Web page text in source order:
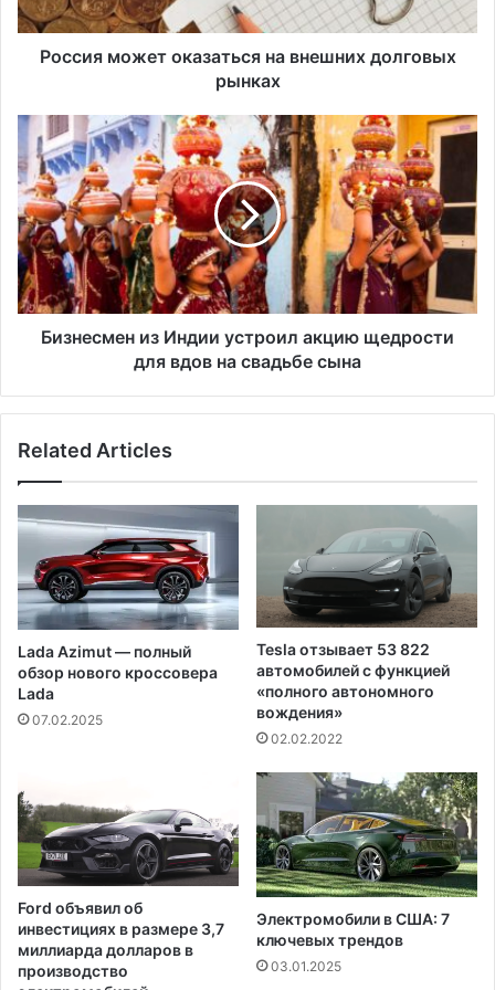
о
ж
к
з
а
т
ь
с
я
н
е
н
д
г
о
в
ы
х
р
ы
а
х
Россия может оказаться на внешних долговых
рынках
Б
з
н
е
с
м
е
н
и
с
о
и
а
к
и
е
д
р
о
с
т
и
д
Бизнесмен из Индии устроил акцию щедрости
для вдов на свадьбе сына
Related Articles
Lada Azimut — полный
обзор нового кроссовера
Lada
07.02.2025
Tesla отзывает 53 822
автомобилей с функцией
«полного автономного
вождения»
02.02.2022
Ford объявил об
инвестициях в размере 3,7
миллиарда долларов в
производство
Электромобили в США: 7
ключевых трендов
03.01.2025